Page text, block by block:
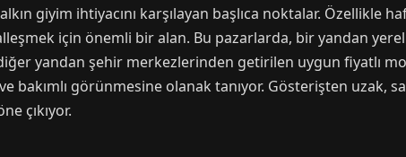
giyim ihtiyacını karşılayan başlıca noktalar. Özellikle
için önemli bir alan. Bu pazarlarda, bir yandan
yandan şehir merkezlerinden getirilen uygun fiyatlı
bakımlı görünmesine olanak tanıyor. Gösterişten uzak,
çıkıyor.